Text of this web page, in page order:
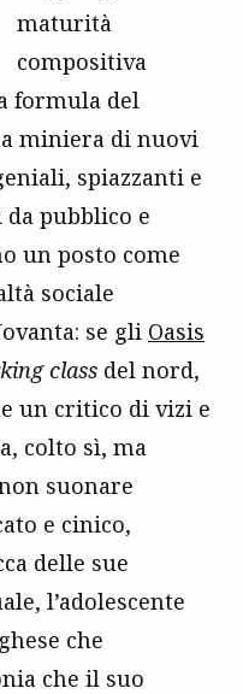
maturità
compositiva
formula del
miniera di nuovi
spiazzanti e
pubblico e
un posto come
sociale
se gli Oasis
class del nord,
un critico di vizi e
colto sì, ma
suonare
e cinico,
delle sue
l’adolescente
che
che il suo